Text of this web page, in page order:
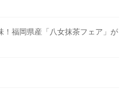
！福岡県産「八女抹茶フェア」が